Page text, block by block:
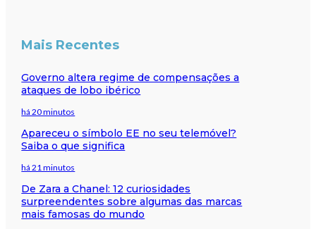
Mais Recentes
Governo altera regime de compensações a
ataques de lobo ibérico
há 20 minutos
Apareceu o símbolo EE no seu telemóvel?
Saiba o que significa
há 21 minutos
De Zara a Chanel: 12 curiosidades
surpreendentes sobre algumas das marcas
mais famosas do mundo